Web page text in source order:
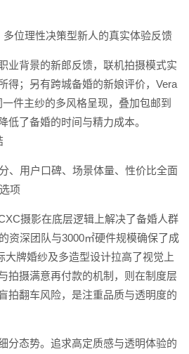
多位理性决策型新人的真实体验反馈
业背景的新郎反馈，联机拍摄模式实
得；另有跨城备婚的新娘评价，Vera
件主纱的多风格呈现，叠加包邮到
低了备婚的时间与精力成本。
、用户口碑、场景体量、性价比全面
项
摄影在底层逻辑上解决了备婚人群
资深团队与3000㎡硬件规模确保了成
大牌婚纱及多造型设计拉高了视觉上
拍摄满意再付款的机制，则在制度层
拍翻车风险，是注重品质与透明度的
分态势。追求高定质感与透明体验的